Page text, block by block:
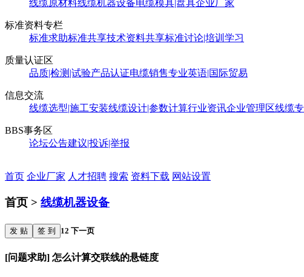
线缆原材料线缆机器设备电缆模具|盘具企业厂家
标准资料专栏
标准求助标准共享技术资料共享标准讨论|培训学习
质量认证区
品质|检测|试验产品认证电缆销售专业英语|国际贸易
信息交流
线缆选型|施工安装线缆设计|参数计算行业资讯企业管理区线缆
BBS事务区
论坛公告建议|投诉|举报
首页 企业厂家 人才招聘 搜索 资料下载 网站设置
首页 > 线缆机器设备
发 贴 签 到 12 下一页
[问题求助] 怎么计算交联线的悬链度